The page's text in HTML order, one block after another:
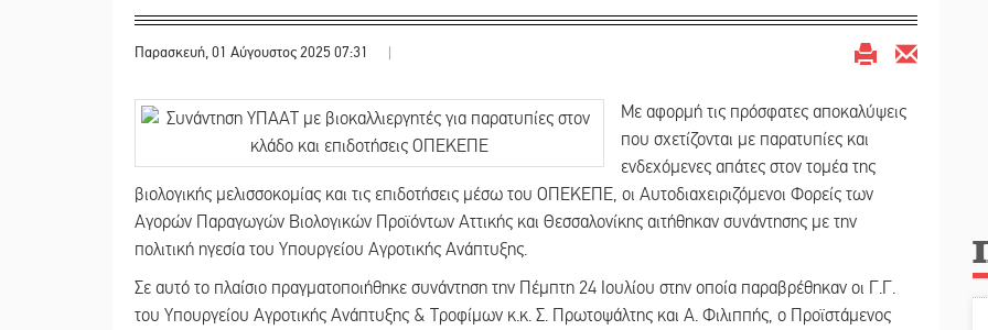
Παρασκευή, 01 Αύγουστος 2025 07:31 |
Με αφορμή τις πρόσφατες αποκαλύψεις
που σχετίζονται με παρατυπίες και
ενδεχόμενες απάτες στον τομέα της
βιολογικής μελισσοκομίας και τις επιδοτήσεις μέσω του ΟΠΕΚΕΠΕ, οι Αυτοδιαχειριζόμενοι Φορείς των
Αγορών Παραγωγών Βιολογικών Προϊόντων Αττικής και Θεσσαλονίκης αιτήθηκαν συνάντησης με την
πολιτική ηγεσία του Υπουργείου Αγροτικής Ανάπτυξης.
Σε αυτό το πλαίσιο πραγματοποιήθηκε συνάντηση την Πέμπτη 24 Ιουλίου στην οποία παραβρέθηκαν οι Γ.Γ.
του Υπουργείου Αγροτικής Ανάπτυξης & Τροφίμων κ.κ. Σ. Πρωτοψάλτης και Α. Φιλιππής, ο Προϊστάμενος